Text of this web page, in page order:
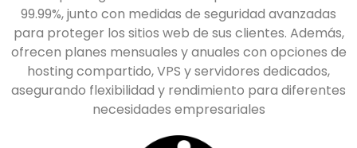
99.99%, junto con medidas de seguridad avanzadas
para proteger los sitios web de sus clientes. Además,
ofrecen planes mensuales y anuales con opciones de
hosting compartido, VPS y servidores dedicados,
asegurando flexibilidad y rendimiento para diferentes
necesidades empresariales